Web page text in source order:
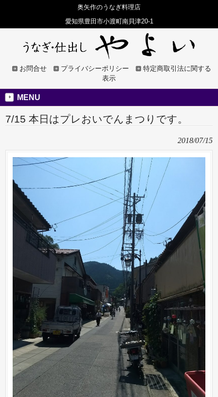
奥矢作のうなぎ料理店
愛知県豊田市小渡町南貝津20-1
お問合せ プライバシーポリシー
特定商取引法に関する
表示
MENU
7/15 本日はプレおいでんまつりです。
2018/07/15